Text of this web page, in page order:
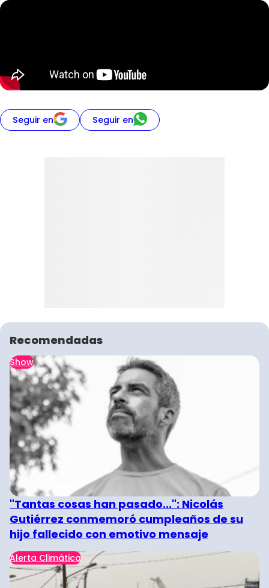
Seguir en Seguir en
Recomendadas
Show
"Tantas cosas han pasado...": Nicolás
Gutiérrez conmemoró cumpleaños de su
hijo fallecido con emotivo mensaje
Alerta Climática